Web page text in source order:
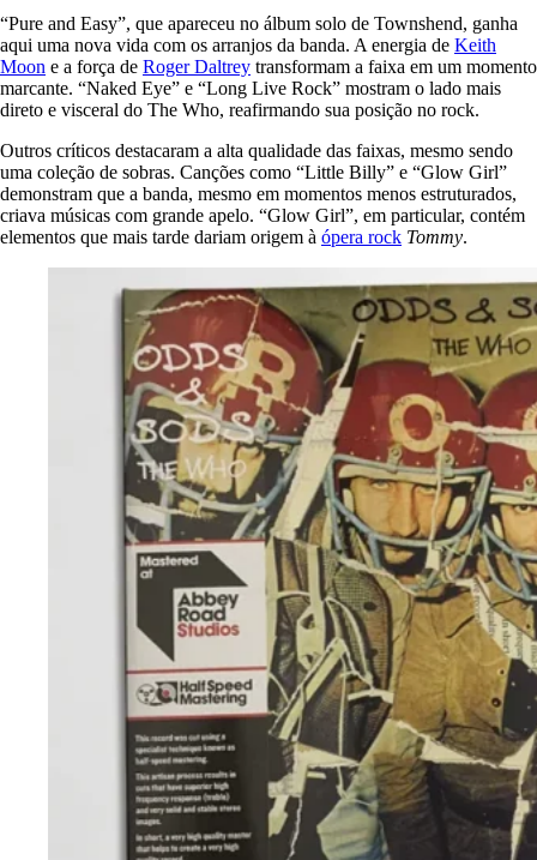
“Pure and Easy”, que apareceu no álbum solo de Townshend, ganha
aqui uma nova vida com os arranjos da banda. A energia de Keith
Moon e a força de Roger Daltrey transformam a faixa em um momento
marcante. “Naked Eye” e “Long Live Rock” mostram o lado mais
direto e visceral do The Who, reafirmando sua posição no rock.
Outros críticos destacaram a alta qualidade das faixas, mesmo sendo
uma coleção de sobras. Canções como “Little Billy” e “Glow Girl”
demonstram que a banda, mesmo em momentos menos estruturados,
criava músicas com grande apelo. “Glow Girl”, em particular, contém
elementos que mais tarde dariam origem à ópera rock Tommy.